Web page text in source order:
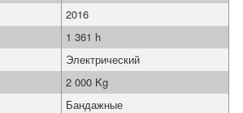
2016
1 361 h
Электрический
2 000 Kg
Бандажные